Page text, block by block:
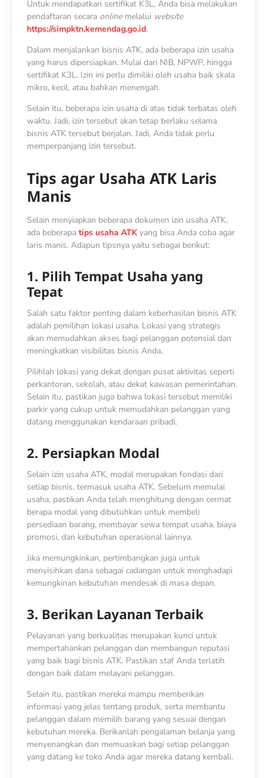
Untuk mendapatkan sertifikat K3L, Anda bisa melakukan
pendaftaran secara online melalui website
https://simpktn.kemendag.go.id.
Dalam menjalankan bisnis ATK, ada beberapa izin usaha
yang harus dipersiapkan. Mulai dari NIB, NPWP, hingga
sertifikat K3L. Izin ini perlu dimiliki oleh usaha baik skala
mikro, kecil, atau bahkan menengah.
Selain itu, beberapa izin usaha di atas tidak terbatas oleh
waktu. Jadi, izin tersebut akan tetap berlaku selama
bisnis ATK tersebut berjalan. Jadi, Anda tidak perlu
memperpanjang izin tersebut.
Tips agar Usaha ATK Laris
Manis
Selain menyiapkan beberapa dokumen izin usaha ATK,
ada beberapatips usaha ATKyang bisa Anda coba agar
laris manis. Adapun tipsnya yaitu sebagai berikut:
1. Pilih Tempat Usaha yang
Tepat
Salah satu faktor penting dalam keberhasilan bisnis ATK
adalah pemilihan lokasi usaha. Lokasi yang strategis
akan memudahkan akses bagi pelanggan potensial dan
meningkatkan visibilitas bisnis Anda.
Pilihlah lokasi yang dekat dengan pusat aktivitas seperti
perkantoran, sekolah, atau dekat kawasan pemerintahan.
Selain itu, pastikan juga bahwa lokasi tersebut memiliki
parkir yang cukup untuk memudahkan pelanggan yang
datang menggunakan kendaraan pribadi.
2. Persiapkan Modal
Selain izin usaha ATK, modal merupakan fondasi dari
setiap bisnis, termasuk usaha ATK. Sebelum memulai
usaha, pastikan Anda telah menghitung dengan cermat
berapa modal yang dibutuhkan untuk membeli
persediaan barang, membayar sewa tempat usaha, biaya
promosi, dan kebutuhan operasional lainnya.
Jika memungkinkan, pertimbangkan juga untuk
menyisihkan dana sebagai cadangan untuk menghadapi
kemungkinan kebutuhan mendesak di masa depan.
3. Berikan Layanan Terbaik
Pelayanan yang berkualitas merupakan kunci untuk
mempertahankan pelanggan dan membangun reputasi
yang baik bagi bisnis ATK. Pastikan staf Anda terlatih
dengan baik dalam melayani pelanggan.
Selain itu, pastikan mereka mampu memberikan
informasi yang jelas tentang produk, serta membantu
pelanggan dalam memilih barang yang sesuai dengan
kebutuhan mereka. Berikanlah pengalaman belanja yang
menyenangkan dan memuaskan bagi setiap pelanggan
yang datang ke toko Anda agar mereka datang kembali.